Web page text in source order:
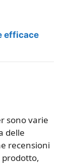
efficace
sono varie
delle
recensioni
prodotto,